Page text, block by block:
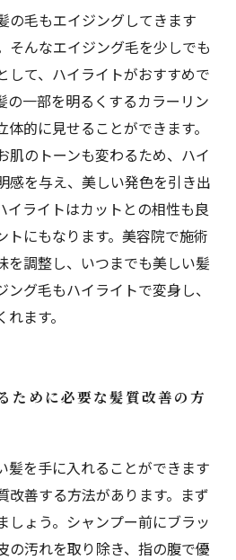
の毛もエイジングしてきます
そんなエイジング毛を少しでも
して、ハイライトがおすすめで
の一部を明るくするカラーリン
的に見せることができます。
肌のトーンも変わるため、ハイ
感を与え、美しい発色を引き出
イライトはカットとの相性も良
トにもなります。美容院で施術
を調整し、いつまでも美しい髪
グ毛もハイライトで変身し、
ます。
ために必要な髪質改善の方
髪を手に入れることができます
改善する方法があります。まず
しょう。シャンプー前にブラッ
の汚れを取り除き、指の腹で優